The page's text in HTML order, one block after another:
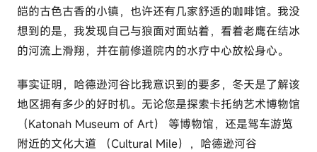
皑的古色古香的小镇，也许还有几家舒适的咖啡馆。我没
想到的是，我发现自己与狼面对面站着，看着老鹰在结冰
的河流上滑翔，并在前修道院内的水疗中心放松身心。
事实证明，哈德逊河谷比我意识到的要多，冬天是了解该
地区拥有多少的好时机。无论您是探索卡托纳艺术博物馆
（Katonah Museum of Art） 等博物馆，还是驾车游览
附近的文化大道 （Cultural Mile），哈德逊河谷